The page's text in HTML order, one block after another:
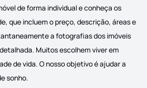
de forma individual e conheça os
que incluem o preço, descrição, áreas e
a fotografias dos imóveis
Muitos escolhem viver em
de vida. O nosso objetivo é ajudar a
sonho.